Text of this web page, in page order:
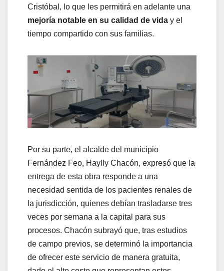
Cristóbal, lo que les permitirá en adelante una
mejoría notable en su calidad de vida y el
tiempo compartido con sus familias.
Por su parte, el alcalde del municipio
Fernández Feo, Haylly Chacón, expresó que la
entrega de esta obra responde a una
necesidad sentida de los pacientes renales de
la jurisdicción, quienes debían trasladarse tres
veces por semana a la capital para sus
procesos. Chacón subrayó que, tras estudios
de campo previos, se determinó la importancia
de ofrecer este servicio de manera gratuita,